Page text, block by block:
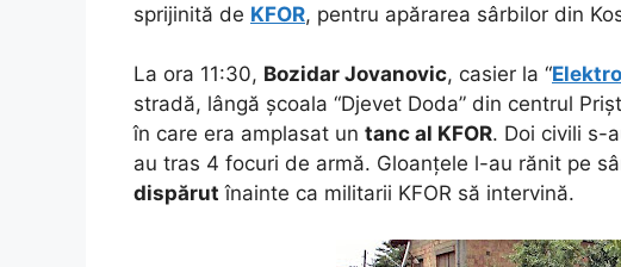
sprijinită de KFOR, pentru apărarea sârbilor din
La ora 11:30, Bozidar Jovanovic, casier la “
stradă, lângă școala “Djevet Doda” din centrul
în care era amplasat un tanc al KFOR. Doi civili s-
au tras 4 focuri de armă. Gloanțele l-au rănit pe
dispărut înainte ca militarii KFOR să intervină.